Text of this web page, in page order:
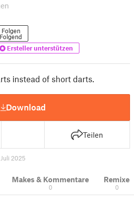
Folgen
Folgend
Ersteller unterstützen
instead of short darts.
Download
Teilen
2025
Makes & Kommentare
0
Remixe
0